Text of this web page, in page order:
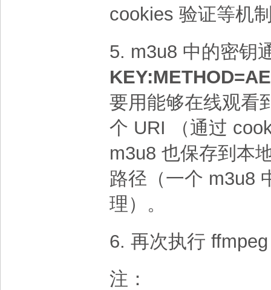
cookies 验证等机
5. m3u8 中的密钥
要用能够在线观看
个 URI （通过
m3u8 也保存到本
路径（一个 m3u8
理）。
6. 再次执行
注：